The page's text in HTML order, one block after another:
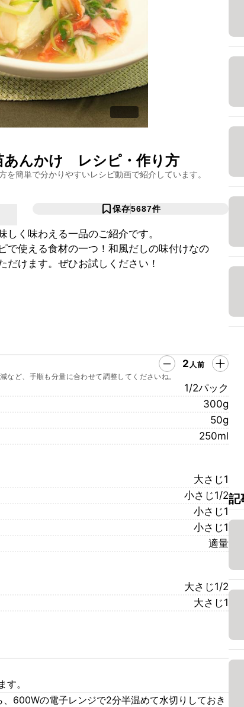
あんかけ レシピ・作り方
を簡単で分かりやすいレシピ動画で紹介しています。
保存5687件
く味わえる一品のご紹介です。
で使える食材の一つ！和風だしの味付けなの
だけます。ぜひお試しください！
2 人前
など、手順も分量に合わせて調整してくださいね。
1/2パック
300g
50g
250ml
大さじ1
小さじ1/2
小さじ1
小さじ1
適量
大さじ1/2
大さじ1
。
600Wの電子レンジで2分半温めて水切りしておき
記